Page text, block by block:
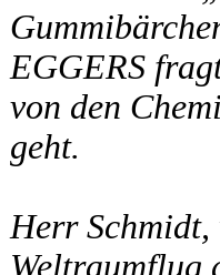
EGGERS
von den
geht.
Herr Schmidt,
Weltraumflug